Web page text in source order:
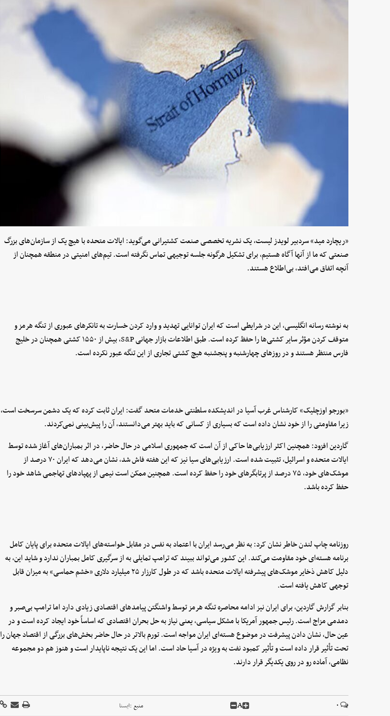
«ریچارد مید» سردبیر لویدز لیست، یک نشریه تخصصی صنعت کشتیرانی می‌گوید: ایالات متحده با هیچ یک از سازمان‌های بزرگ
صنعتی که ما از آنها آگاه هستیم، برای تشکیل هرگونه جلسه توجیهی تماس نگرفته است. تیم‌های امنیتی در منطقه همچنان از
آنچه اتفاق می‌افتد، بی‌اطلاع هستند.
به نوشته رسانه انگلیسی، این در شرایطی است که ایران توانایی تهدید و وارد کردن خسارت به تانکرهای عبوری از تنگه هرمز و
متوقف کردن مؤثر سایر کشتی‌ها را حفظ کرده است. طبق اطلاعات بازار جهانی S&P، بیش از ۱۵۵۰ کشتی همچنان در خلیج
فارس منتظر هستند و در روزهای چهارشنبه و پنجشنبه هیچ کشتی تجاری از این تنگه عبور نکرده است.
«بورجو اوزچلیک» کارشناس غرب آسیا در اندیشکده سلطنتی خدمات متحد گفت: ایران ثابت کرده که یک دشمن سرسخت است،
زیرا مقاومتی را از خود نشان داده است که بسیاری از کسانی که باید بهتر می‌دانستند، آن را پیش‌بینی نمی‌کردند.
گاردین افزود: همچنین اکثر ارزیابی‌ها حاکی از آن است که جمهوری اسلامی در حال حاضر، در اثر بمباران‌های آغاز شده توسط
ایالات متحده و اسرائیل، تثبیت شده است. ارزیابی‌های سیا نیز که این هفته فاش شد، نشان می‌دهد که ایران ۷۰ درصد از
موشک‌های خود، ۷۵ درصد از پرتابگرهای خود را حفظ کرده است. همچنین ممکن است نیمی از پهپادهای تهاجمی شاهد خود را
حفظ کرده باشد.
روزنامه چاپ لندن خاطر نشان کرد: به نظر می‌رسد ایران با اعتماد به نفس در مقابل خواسته‌های ایالات متحده برای پایان کامل
برنامه هسته‌ای خود مقاومت می‌کند. این کشور می‌تواند ببیند که ترامپ تمایلی به از سرگیری کامل بمباران ندارد و شاید این، به
دلیل کاهش ذخایر موشک‌های پیشرفته ایالات متحده باشد که در طول کارزار ۲۵ میلیارد دلاری «خشم حماسی» به میزان قابل
توجهی کاهش یافته است.
بنابر گزارش گاردین، برای ایران نیز ادامه محاصره تنگه هرمز توسط واشنگتن پیامدهای اقتصادی زیادی دارد اما ترامپ بی‌صبر و
دمدمی مزاج است. رئیس جمهور آمریکا با مشکل سیاسی، یعنی نیاز به حل بحران اقتصادی که اساساً خود ایجاد کرده است و در
عین حال، نشان دادن پیشرفت در موضوع هسته‌ای ایران مواجه است. تورم بالاتر در حال حاضر بخش‌های بزرگی از اقتصاد جهان را
تحت تأثیر قرار داده است و تأثیر کمبود نفت به ویژه در آسیا حاد است. اما این یک نتیجه ناپایدار است و هنوز هم دو مجموعه
نظامی، آماده رو در روی یکدیگر قرار دارند.
۰ A منبع :ايسنا